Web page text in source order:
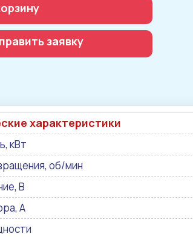
заявку
характеристики
кВт
об/мин
В
А